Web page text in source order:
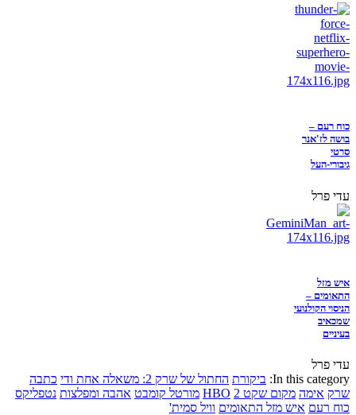
כוח רעם –
בושה לז'אנר
סרטי
גיבורי-העל
עדי פרל
איש מזל
התאומים –
הניסוי הקולנועי
שמכאיב
בעיניים
עדי פרל
In this category: ביקורת החתול של שרק 2: משאלה אחת ודי
כתבה
שרק אימה מקום שקט 2 HBO מורטל קומבט אהבה ומפלצות נטפליקס
כוח רעם איש מזל התאומים וויל סמית'